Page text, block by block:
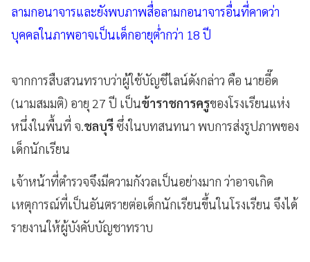
ลามกอนาจารและยังพบภาพสื่อลามกอนาจารอื่นที่คาดว่า
บุคคลในภาพอาจเป็นเด็กอายุต่ำกว่า 18 ปี
จากการสืบสวนทราบว่าผู้ใช้บัญชีไลน์ดังกล่าว คือ นายอี๊ด
(นามสมมติ) อายุ 27 ปี เป็นข้าราชการครูของโรงเรียนแห่ง
หนึ่งในพื้นที่ จ.ชลบุรีซึ่งในบทสนทนา พบการส่งรูปภาพของ
เด็กนักเรียน
เจ้าหน้าที่ตำรวจจึงมีความกังวลเป็นอย่างมาก ว่าอาจเกิด
เหตุการณ์ที่เป็นอันตรายต่อเด็กนักเรียนขึ้นในโรงเรียน จึงได้
รายงานให้ผู้บังคับบัญชาทราบ